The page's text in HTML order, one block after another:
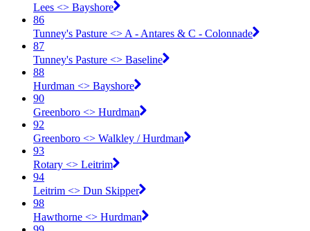
Lees <​> Bayshore
86
Tunney's Pasture <​> A - Antares & C - Colonnade
87
Tunney's Pasture <​> Baseline
88
Hurdman <​> Bayshore
90
Greenboro <​> Hurdman
92
Greenboro <​> Walkley / Hurdman
93
Rotary <​> Leitrim
94
Leitrim <​> Dun Skipper
98
Hawthorne <​> Hurdman